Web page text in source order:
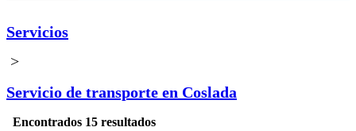
Servicios
>
Servicio de transporte en Coslada
Encontrados 15 resultados